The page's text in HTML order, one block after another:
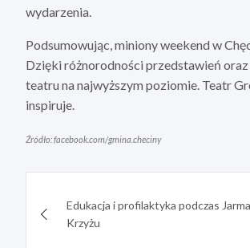
wydarzenia.
Podsumowując, miniony weekend w
Dzięki różnorodności przedstawień
teatru na najwyższym poziomie. Teatr
inspiruje.
Źródło: facebook.com/gmina.checiny
wpisuEdukacja i profilaktyka podczas
Krzyżu